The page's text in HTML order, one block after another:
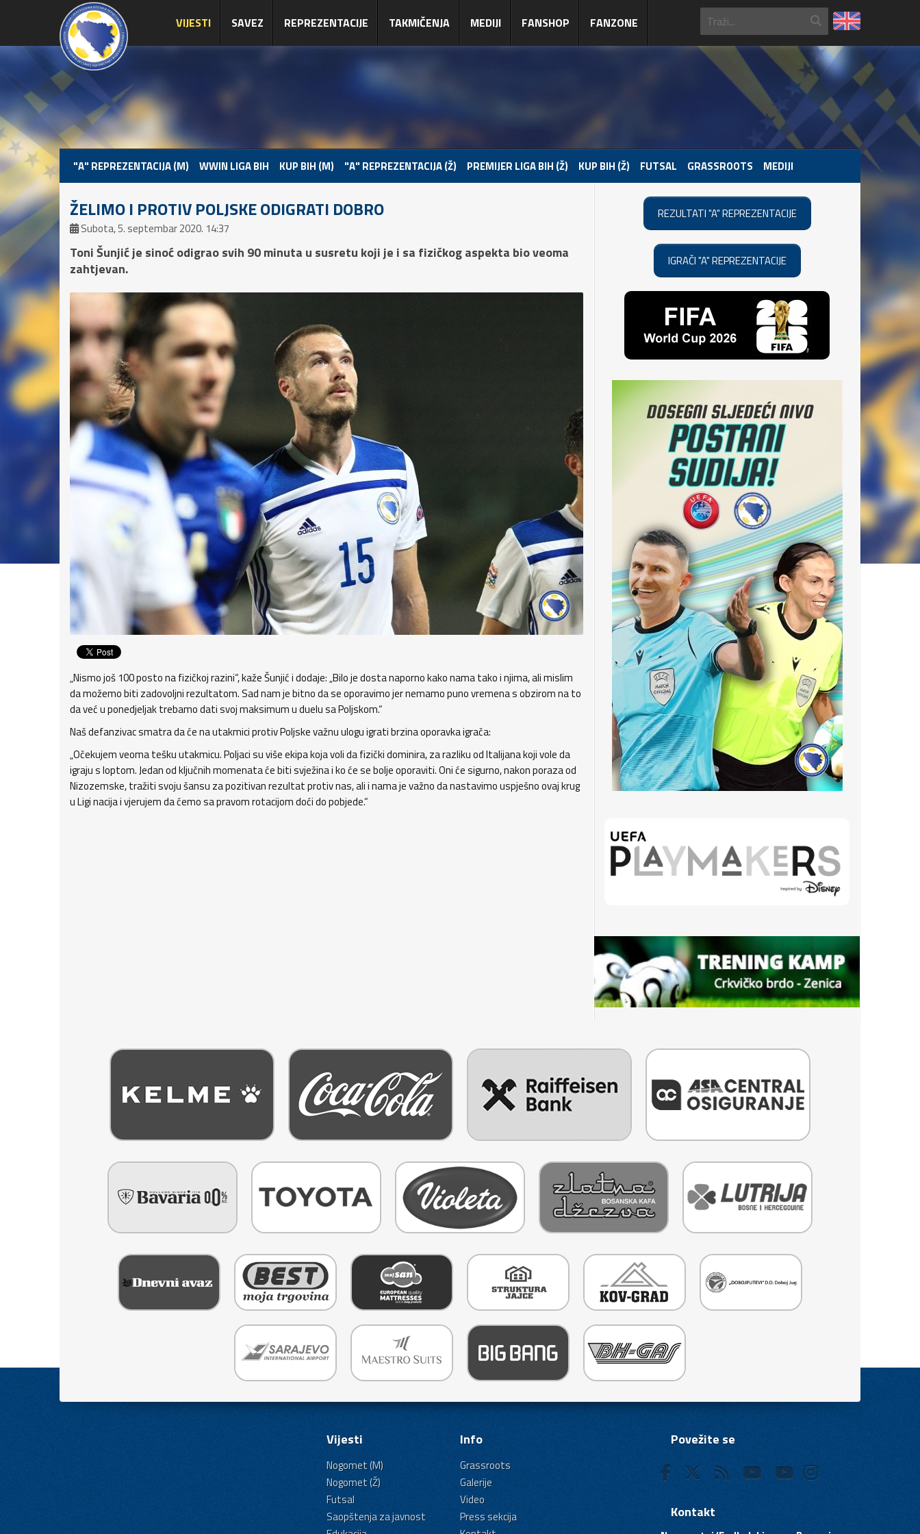
VIJESTI SAVEZ REPREZENTACIJE TAKMIČENJA MEDIJI FANSHOP FANZONE
"A" REPREZENTACIJA (M) WWIN LIGA BIH KUP BIH (M) "A" REPREZENTACIJA (Ž) PREMIJER LIGA BIH (Ž) KUP BIH (Ž) FUTSAL GRASSROOTS MEDIJI
ŽELIMO I PROTIV POLJSKE ODIGRATI DOBRO
Subota, 5. septembar 2020. 14:37
Toni Šunjić je sinoć odigrao svih 90 minuta u susretu koji je i sa fizičkog aspekta bio veoma
zahtjevan.
„Nismo još 100 posto na fizičkoj razini“, kaže Šunjić i dodaje: „Bilo je dosta naporno kako nama tako i njima, ali mislim
da možemo biti zadovoljni rezultatom. Sad nam je bitno da se oporavimo jer nemamo puno vremena s obzirom na to
da već u ponedjeljak trebamo dati svoj maksimum u duelu sa Poljskom.“
Naš defanzivac smatra da će na utakmici protiv Poljske važnu ulogu igrati brzina oporavka igrača:
„Očekujem veoma tešku utakmicu. Poljaci su više ekipa koja voli da fizički dominira, za razliku od Italijana koji vole da
igraju s loptom. Jedan od ključnih momenata će biti svježina i ko će se bolje oporaviti. Oni će sigurno, nakon poraza od
Nizozemske, tražiti svoju šansu za pozitivan rezultat protiv nas, ali i nama je važno da nastavimo uspješno ovaj krug
u Ligi nacija i vjerujem da ćemo sa pravom rotacijom doći do pobjede.“
REZULTATI "A" REPREZENTACIJE
IGRAČI "A" REPREZENTACIJE
Vijesti
Nogomet (M)
Nogomet (Ž)
Futsal
Saopštenja za javnost
Info
Grassroots
Galerije
Video
Press sekcija
Povežite se
Kontakt